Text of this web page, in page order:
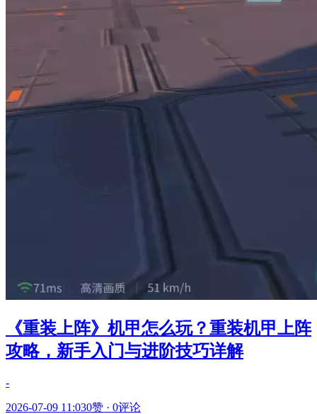
《重装上阵》机甲怎么玩？重装机甲上阵
攻略，新手入门与进阶技巧详解
-
2026-07-09 11:030赞 · 0评论